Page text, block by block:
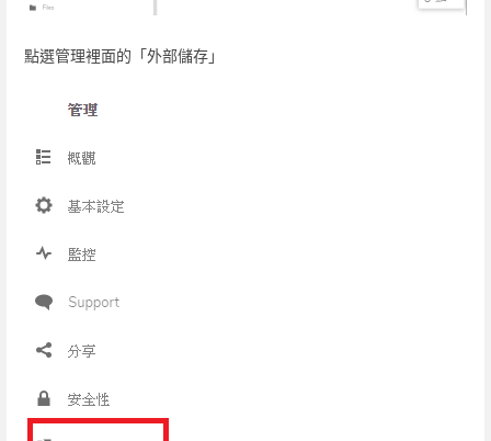
點選管理裡面的「外部儲存」